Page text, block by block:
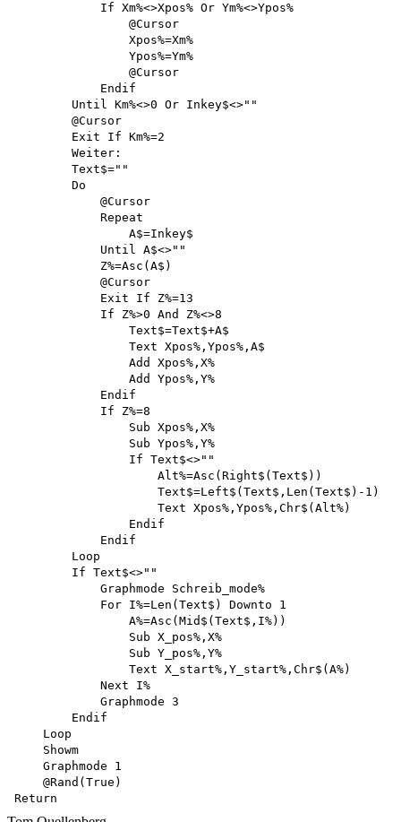
            If Xm%<>Xpos% Or Ym%<>Ypos%
                @Cursor
                Xpos%=Xm%
                Ypos%=Ym%
                @Cursor
            Endif
        Until Km%<>0 Or Inkey$<>""
        @Cursor
        Exit If Km%=2
        Weiter:
        Text$=""
        Do
            @Cursor
            Repeat
                A$=Inkey$
            Until A$<>""
            Z%=Asc(A$)
            @Cursor
            Exit If Z%=13
            If Z%>0 And Z%<>8
                Text$=Text$+A$
                Text Xpos%,Ypos%,A$
                Add Xpos%,X%
                Add Ypos%,Y%
            Endif
            If Z%=8
                Sub Xpos%,X%
                Sub Ypos%,Y%
                If Text$<>""
                    Alt%=Asc(Right$(Text$))
                    Text$=Left$(Text$,Len(Text$)-1)
                    Text Xpos%,Ypos%,Chr$(Alt%)
                Endif
            Endif
        Loop
        If Text$<>""
            Graphmode Schreib_mode%
            For I%=Len(Text$) Downto 1
                A%=Asc(Mid$(Text$,I%))
                Sub X_pos%,X%
                Sub Y_pos%,Y%
                Text X_start%,Y_start%,Chr$(A%)
            Next I%
            Graphmode 3
        Endif
    Loop
    Showm
    Graphmode 1
    @Rand(True)